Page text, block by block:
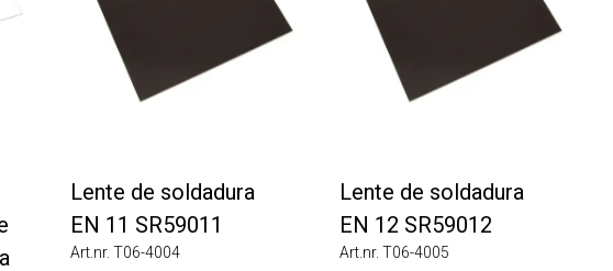
Lente de soldadura
EN 11 SR59011
Art.nr. T06-4004
Lente de soldadura
EN 12 SR59012
Art.nr. T06-4005